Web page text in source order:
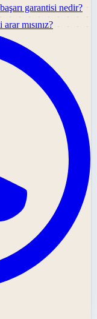
garantisi nedir?
mısınız?